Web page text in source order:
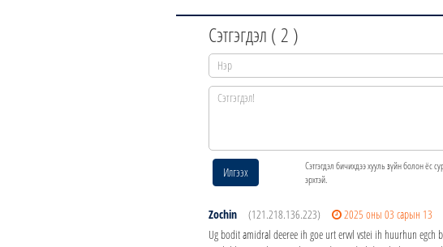
Сэтгэгдэл (2 )
Илгээх
Сэтгэгдэл бичихдээ хууль зүйн болон ёс
эрхтэй.
Zochin (121.218.136.223)
2025 оны 03 сарын 13
Ug bodit amidral deeree ih goe urt ervvl vstei ih huurhun egch